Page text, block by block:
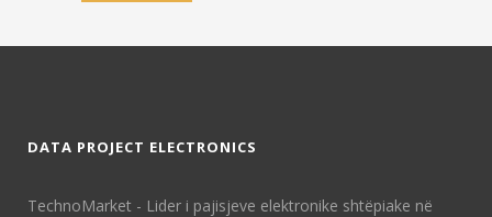
DATA PROJECT ELECTRONICS
TechnoMarket - Lider i pajisjeve elektronike shtëpiake në